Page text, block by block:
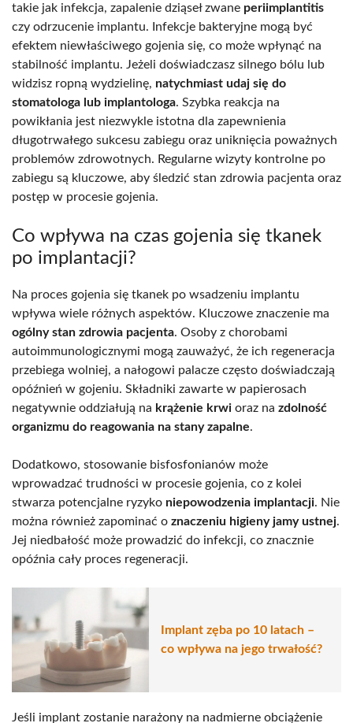
takie jak infekcja, zapalenie dziąseł zwane periimplantitis
czy odrzucenie implantu. Infekcje bakteryjne mogą być
efektem niewłaściwego gojenia się, co może wpłynąć na
stabilność implantu. Jeżeli doświadczasz silnego bólu lub
widzisz ropną wydzielinę, natychmiast udaj się do
stomatologa lub implantologa. Szybka reakcja na
powikłania jest niezwykle istotna dla zapewnienia
długotrwałego sukcesu zabiegu oraz uniknięcia poważnych
problemów zdrowotnych. Regularne wizyty kontrolne po
zabiegu są kluczowe, aby śledzić stan zdrowia pacjenta oraz
postęp w procesie gojenia.
Co wpływa na czas gojenia się tkanek
po implantacji?
Na proces gojenia się tkanek po wsadzeniu implantu
wpływa wiele różnych aspektów. Kluczowe znaczenie ma
ogólny stan zdrowia pacjenta. Osoby z chorobami
autoimmunologicznymi mogą zauważyć, że ich regeneracja
przebiega wolniej, a nałogowi palacze często doświadczają
opóźnień w gojeniu. Składniki zawarte w papierosach
negatywnie oddziałują na krążenie krwi oraz na zdolność
organizmu do reagowania na stany zapalne.
Dodatkowo, stosowanie bisfosfonianów może
wprowadzać trudności w procesie gojenia, co z kolei
stwarza potencjalne ryzyko niepowodzenia implantacji. Nie
można również zapominać o znaczeniu higieny jamy ustnej.
Jej niedbałość może prowadzić do infekcji, co znacznie
opóźnia cały proces regeneracji.
Implant zęba po 10 latach –
co wpływa na jego trwałość?
Jeśli implant zostanie narażony na nadmierne obciążenie